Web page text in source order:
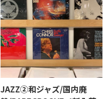
JAZZ②和ジャズ/国内廃